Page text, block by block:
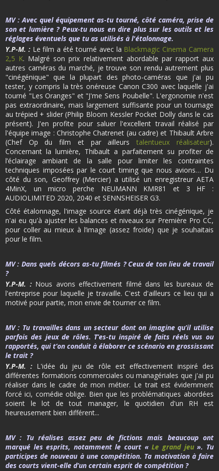
MV:Avec quel équipement as-tu tourné, côté caméra, prise de
son et lumière ? Peux-tu nous en dire plus sur les outils et les
réglages éventuels que tu as utilisés à l'étalonnage.
Y.P-M. : Le film a été tourné avec la Blackmagic Cinema Camera
2,5 K. Malgré son prix relativement abordable par rapport aux
autres caméras du marché, je trouve son rendu autrement plus
"cinégénique" que la plupart des photo-caméras que j'ai pu
tester, y compris la très onéreuse Canon C300 avec laquelle j'ai
tourné "Les Oranges" et "J'me Sens Poubelle". L'ergonomie n'est
pas extraordinaire, mais largement suffisante pour un tournage
au trépied + slider (Philip Bloom Kessler Pocket Dolly dans le cas
présent). J'en profite pour saluer l'excellent travail réalisé par
l'équipe image : Christophe Chatrenet (au cadre) et Thibault Arbre
(Chef Op du film et par ailleurstalentueux réalisateur).
Concernant la lumière, Thibault a parfaitement su profiter de
l’éclairage ambiant de la salle pour limiter les contraintes
techniques imposées par le court timing que nous avions… Du
côté du son, Geoffrey (Mercier) a utilisé un enregistreur AETA
4MinX, un micro perche NEUMANN KMR81 et 3 HF :
AUDIOLIMITED 2020, 2040 et SENNSHEISER G3.
Côté étalonnage, l'image source étant déjà très cinégénique, je
n'ai eu qu'à ajuster les balances et niveaux sur Première Pro CC,
pour coller au mieux à l’image (assez froide) que je souhaitais
pour le film.
MV : Dans quels décors as-tu filmés ? Ceux de ton lieu de travail
?
Y.P-M. :Nous avons effectivement filmé dans les bureaux de
l'entreprise pour laquelle je travaille. C'est d'ailleurs ce lieu qui a
motivé pour partie, mon envie de tourner ce film.
MV : Tu travailles dans un secteur dont on imagine qu’il utilise
parfois des jeux de rôles. T’es-tu inspiré de faits réels vus ou
rapportés, qui t’on conduit à élaborer ce scénario en grossissant
le trait ?
Y.P-M. : L'idée du jeu de rôle est effectivement inspiré des
différentes formations commerciales ou managériales que j'ai pu
réaliser dans le cadre de mon métier. Le trait est évidemment
forcé ici, comédie oblige. Bien que les problématiques abordées
soient le lot de tout manager, le quotidien d'un RH est
heureusement bien différent...
MV : Tu réalises assez peu de fictions mais beaucoup ont
marqué les esprits, notamment le court «Le grand jeu». Tu
participes de nouveau à une compétition. Ta motivation à faire
des courts vient-elle d’un certain esprit de compétition ?